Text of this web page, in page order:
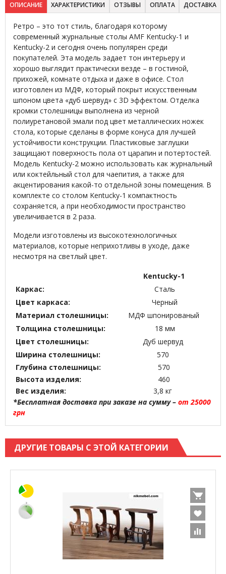
ОПИСАНИЕ ХАРАКТЕРИСТИКИ ОТЗЫВЫ ОПЛАТА ДОСТАВКА
Ретро – это тот стиль, благодаря которому
современный журнальные столы AMF Kentucky-1 и
Kentucky-2 и сегодня очень популярен среди
покупателей. Эта модель задает тон интерьеру и
хорошо выглядит практически везде – в гостиной,
прихожей, комнате отдыха и даже в офисе. Стол
изготовлен из МДФ, который покрыт искусственным
шпоном цвета «дуб шервуд» с 3D эффектом. Отделка
кромки столешницы выполнена из черной
полиуретановой эмали под цвет металлических ножек
стола, которые сделаны в форме конуса для лучшей
устойчивости конструкции. Пластиковые заглушки
защищают поверхность пола от царапин и потертостей.
Модель Kentucky-2 можно использовать как журнальный
или коктейльный стол для чаепития, а также для
акцентирования какой-то отдельной зоны помещения. В
комплекте со столом Kentucky-1 компактность
сохраняется, а при необходимости пространство
увеличивается в 2 раза.
Модели изготовлены из высокотехнологичных
материалов, которые неприхотливы в уходе, даже
несмотря на светлый цвет.
Kentucky-1
Каркас:
Сталь
Цвет каркаса:
Черный
Материал столешницы:
МДФ шпонированый
Толщина столешницы:
18 мм
Цвет столешницы:
Дуб шервуд
Ширина столешницы:
570
Глубина столешницы:
570
Высота изделия:
460
Вес изделия:
3,8 кг
*Бесплатная доставка при заказе на сумму – от 25000
грн
ДРУГИЕ ТОВАРЫ С ЭТОЙ КАТЕГОРИИ